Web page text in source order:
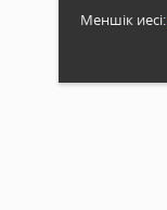
Меншік иесі: